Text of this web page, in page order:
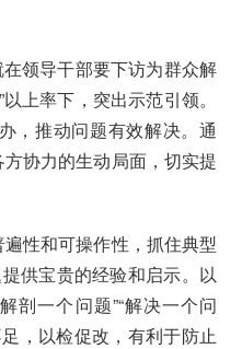
领导干部要下访为群众解
上率下，突出示范引领。
，推动问题有效解决。通
协力的生动局面，切实提
性和可操作性，抓住典型
供宝贵的经验和启示。以
剖一个问题”“解决一个问
，以检促改，有利于防止